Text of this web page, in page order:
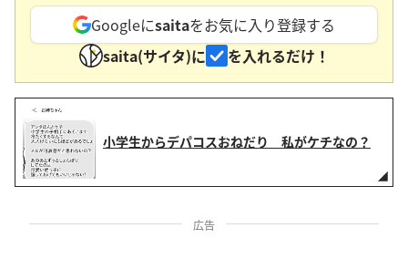
Googleにsaitaをお気に入り登録する
saita(サイタ)に
を入れるだけ！
小学生からデパコスおねだり 私がケチなの？
広告